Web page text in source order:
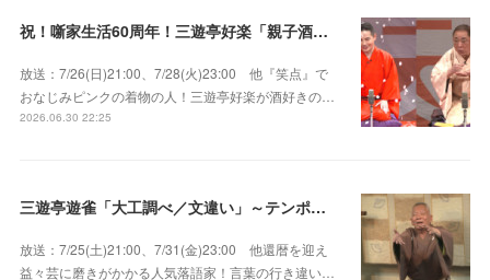
祝！噺家生活60周年！三遊亭好楽「親子酒」錦笑亭満堂「桜ん坊」～満堂フェス2026
放送：7/26(日)21:00、7/28(火)23:00 他『笑点』で
おなじみピンクの着物の人！三遊亭好楽が酒好きの…
2026.06.30 22:25
三遊亭遊雀「大工調べ／文違い」～テンポよくたたみかける語り口で人気・実力とも屈指！
放送：7/25(土)21:00、7/31(金)23:00 他還暦を迎え
益々芸に磨きがかかる人気落語家！言葉の行き違い…